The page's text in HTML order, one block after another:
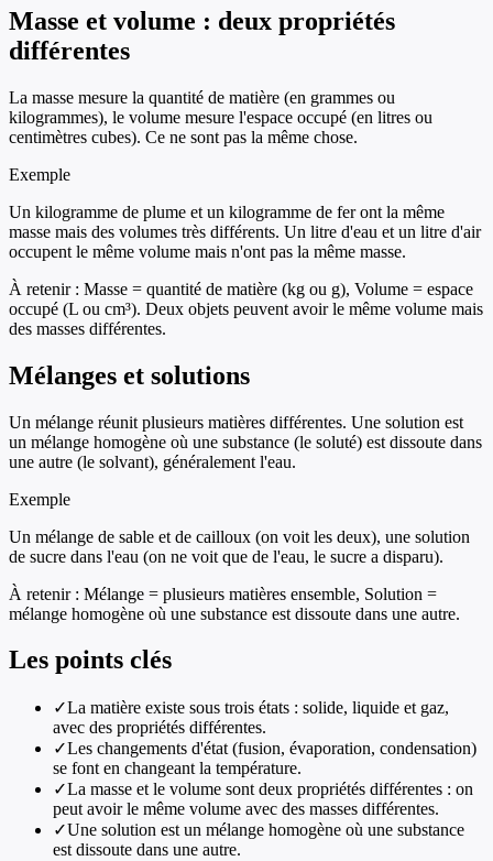
Masse et volume : deux propriétés
différentes
La masse mesure la quantité de matière (en grammes ou
kilogrammes), le volume mesure l'espace occupé (en litres ou
centimètres cubes). Ce ne sont pas la même chose.
Exemple
Un kilogramme de plume et un kilogramme de fer ont la même
masse mais des volumes très différents. Un litre d'eau et un litre d'air
occupent le même volume mais n'ont pas la même masse.
À retenir : Masse = quantité de matière (kg ou g), Volume = espace
occupé (L ou cm³). Deux objets peuvent avoir le même volume mais
des masses différentes.
Mélanges et solutions
Un mélange réunit plusieurs matières différentes. Une solution est
un mélange homogène où une substance (le soluté) est dissoute dans
une autre (le solvant), généralement l'eau.
Exemple
Un mélange de sable et de cailloux (on voit les deux), une solution
de sucre dans l'eau (on ne voit que de l'eau, le sucre a disparu).
À retenir : Mélange = plusieurs matières ensemble, Solution =
mélange homogène où une substance est dissoute dans une autre.
Les points clés
✓La matière existe sous trois états : solide, liquide et gaz,
avec des propriétés différentes.
✓Les changements d'état (fusion, évaporation, condensation)
se font en changeant la température.
✓La masse et le volume sont deux propriétés différentes : on
peut avoir le même volume avec des masses différentes.
✓Une solution est un mélange homogène où une substance
est dissoute dans une autre.